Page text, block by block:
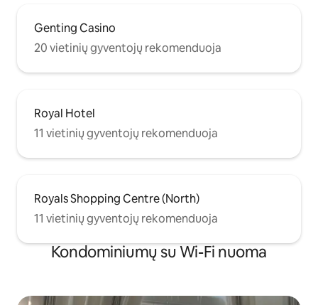
Genting Casino
20 vietinių gyventojų rekomenduoja
Royal Hotel
11 vietinių gyventojų rekomenduoja
Royals Shopping Centre (North)
11 vietinių gyventojų rekomenduoja
Kondominiumų su Wi-Fi nuoma